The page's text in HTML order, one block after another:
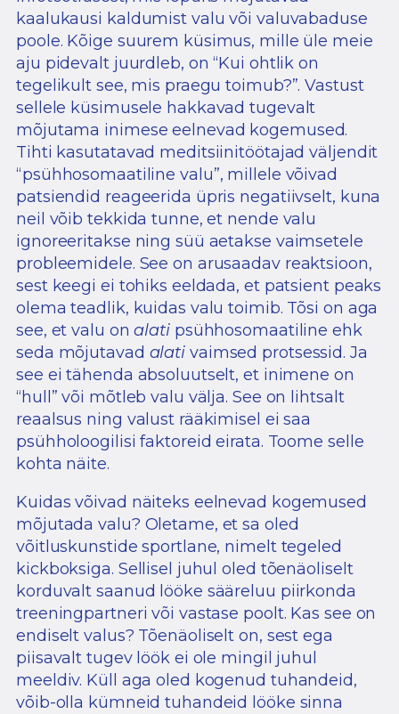
kaalukausi kaldumist valu või valuvabaduse
poole. Kõige suurem küsimus, mille üle meie
aju pidevalt juurdleb, on “Kui ohtlik on
tegelikult see, mis praegu toimub?”. Vastust
sellele küsimusele hakkavad tugevalt
mõjutama inimese eelnevad kogemused.
Tihti kasutatavad meditsiinitöötajad väljendit
“psühhosomaatiline valu”, millele võivad
patsiendid reageerida üpris negatiivselt, kuna
neil võib tekkida tunne, et nende valu
ignoreeritakse ning süü aetakse vaimsetele
probleemidele. See on arusaadav reaktsioon,
sest keegi ei tohiks eeldada, et patsient peaks
olema teadlik, kuidas valu toimib. Tõsi on aga
see, et valu onalatipsühhosomaatiline ehk
seda mõjutavad alati vaimsed protsessid. Ja
see ei tähenda absoluutselt, et inimene on
“hull” või mõtleb valu välja. See on lihtsalt
reaalsus ning valust rääkimisel ei saa
psühholoogilisi faktoreid eirata. Toome selle
kohta näite.
Kuidas võivad näiteks eelnevad kogemused
mõjutada valu? Oletame, et sa oled
võitluskunstide sportlane, nimelt tegeled
kickboksiga. Sellisel juhul oled tõenäoliselt
korduvalt saanud lööke sääreluu piirkonda
treeningpartneri või vastase poolt. Kas see on
endiselt valus? Tõenäoliselt on, sest ega
piisavalt tugev löök ei ole mingil juhul
meeldiv. Küll aga oled kogenud tuhandeid,
võib-olla kümneid tuhandeid lööke sinna